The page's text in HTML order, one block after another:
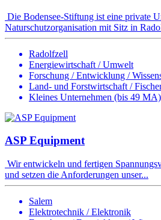
Die Bodensee-Stiftung ist eine private
Naturschutzorganisation mit Sitz in
Radolfzell
Energiewirtschaft / Umwelt
Forschung / Entwicklung /
Land- und Forstwirtschaft /
Kleines Unternehmen (bis 49 MA)
ASP Equipment
Wir entwickeln und fertigen
und setzen die Anforderungen unser...
Salem
Elektrotechnik / Elektronik